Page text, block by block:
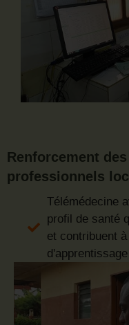
Renforcement
professionnels
Télémédecine
profil de santé
et contribuent
d'apprentissage